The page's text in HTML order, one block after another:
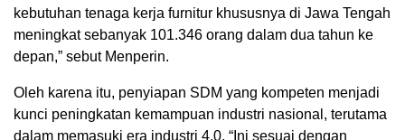
kebutuhan tenaga kerja furnitur khususnya di Jawa Tengah
meningkat sebanyak 101.346 orang dalam dua tahun ke
depan,” sebut Menperin.
Oleh karena itu, penyiapan SDM yang kompeten menjadi
kunci peningkatan kemampuan industri nasional, terutama
dalam memasuki era industri 4.0. “Ini sesuai dengan